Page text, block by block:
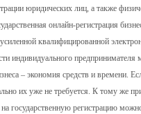
юридических лиц, а также
онлайн-регистрация
квалифицированной
индивидуального
– экономия средств и времени.
их уже не требуется. К тому же
государственную регистрацию